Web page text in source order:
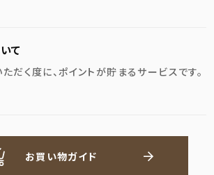
て
だく度に、ポイントが貯まるサービスです。
お買い物ガイド